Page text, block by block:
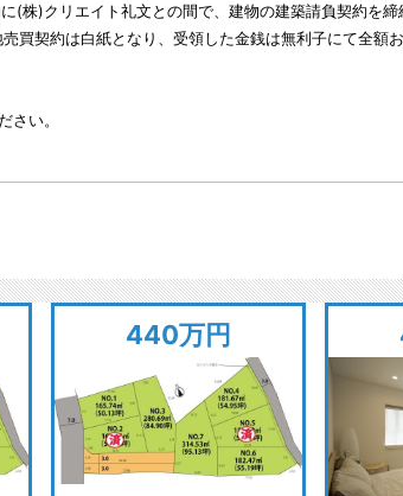
(株)クリエイト礼文との間で、建物の建築請負契約を
買契約は白紙となり、受領した金銭は無利子にて全
さい。
440万円